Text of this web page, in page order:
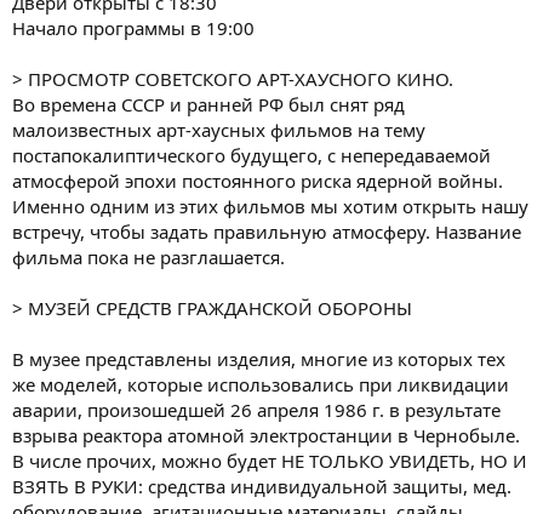
Начало программы в 19:00
> ПРОСМОТР СОВЕТСКОГО АРТ-ХАУСНОГО КИНО.
Во времена СССР и ранней РФ был снят ряд
малоизвестных арт-хаусных фильмов на тему
постапокалиптического будущего, с непередаваемой
атмосферой эпохи постоянного риска ядерной войны.
Именно одним из этих фильмов мы хотим открыть нашу
встречу, чтобы задать правильную атмосферу. Название
фильма пока не разглашается.
> МУЗЕЙ СРЕДСТВ ГРАЖДАНСКОЙ ОБОРОНЫ
В музее представлены изделия, многие из которых тех
же моделей, которые использовались при ликвидации
аварии, произошедшей 26 апреля 1986 г. в результате
взрыва реактора атомной электростанции в Чернобыле.
В числе прочих, можно будет НЕ ТОЛЬКО УВИДЕТЬ, НО И
ВЗЯТЬ В РУКИ: средства индивидуальной защиты, мед.